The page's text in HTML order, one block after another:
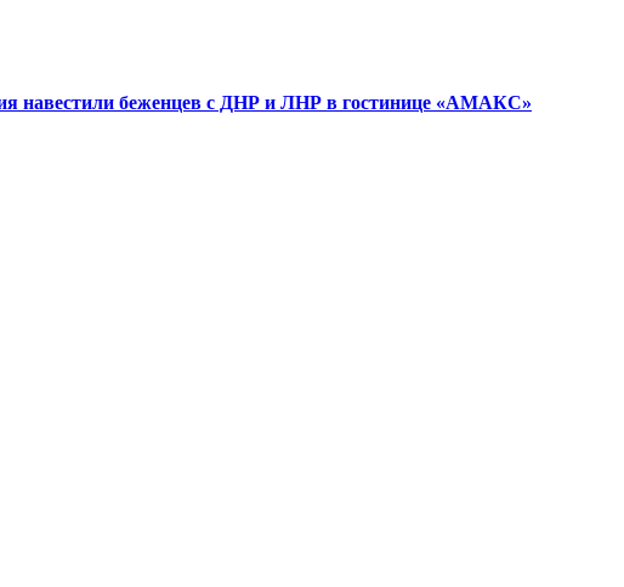
навестили беженцев с ДНР и ЛНР в гостинице «АМАКС»